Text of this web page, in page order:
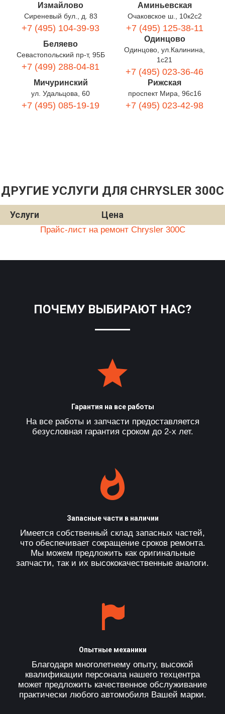
Измайлово
Сиреневый бул., д. 83
+7 (495) 104-39-93
Аминьевская
Очаковское ш., 10к2с2
+7 (495) 125-38-11
Беляево
Севастопольский пр-т, 95Б
+7 (499) 288-04-81
Одинцово
Одинцово, ул.Калинина,
1с21
+7 (495) 023-36-46
Мичуринский
ул. Удальцова, 60
+7 (495) 085-19-19
Рижская
проспект Мира, 96с16
+7 (495) 023-42-98
ДРУГИЕ УСЛУГИ ДЛЯ CHRYSLER 300C
Услуги Цена
Прайс-лист на ремонт Chrysler 300C
ПОЧЕМУ ВЫБИРАЮТ НАС?
Гарантия на все работы
На все работы и запчасти предоставляется
безусловная гарантия сроком до 2-х лет.
Запасные части в наличии
Имеется собственный склад запасных частей,
что обеспечивает сокращение сроков ремонта.
Мы можем предложить как оригинальные
запчасти, так и их высококачественные аналоги.
Опытные механики
Благодаря многолетнему опыту, высокой
квалификации персонала нашего техцентра
может предложить качественное обслуживание
практически любого автомобиля Вашей марки.